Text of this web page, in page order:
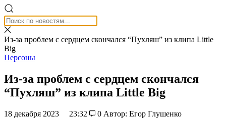
Из-за проблем с сердцем скончался “Пухляш” из клипа Little
Big
Персоны
Из-за проблем с сердцем скончался
“Пухляш” из клипа Little Big
18 декабря 2023 23:32 0 Автор: Егор Глушенко